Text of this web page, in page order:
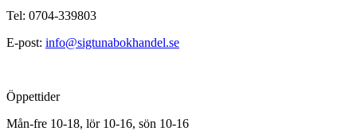
Tel: 0704-339803
E-post: info@sigtunabokhandel.se
Öppettider
Mån-fre 10-18, lör 10-16, sön 10-16